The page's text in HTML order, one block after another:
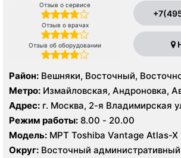
Отзыв о сервисе
Отзыв о врачах
Отзыв об оборудовании
Район: Вешняки, Восточный,
Гольяново, Ивановское, Измайлово,
Ухтомский, Метрогородок,
Перово, Преображенское, Северное
Соколиная Гора, Нижегородский,
Метро: Измайловская, Андроновка,
Новогиреево, Новокосино,
Соколиная гора, Шоссе Энтузиастов
Адрес: г. Москва, 2-я Владимирская
Режим работы: 8.00 - 20.00
Модель: МРТ Toshiba Vantage Atlas-X
Aquilion 64 среза, УЗИ
Округ: Восточный административный